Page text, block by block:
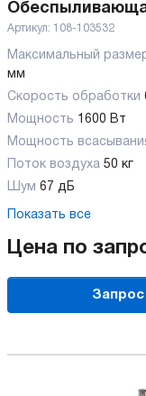
Артикул: 108-103532
Максимальный
мм
Скорость обработки
Мощность 1600 Вт
Мощность
Поток воздуха 50 кг
Шум 67 дБ
Показать все
Цена по